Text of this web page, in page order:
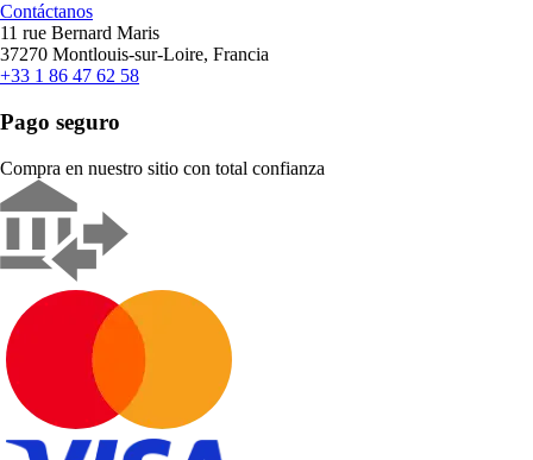
Contáctanos
11 rue Bernard Maris
37270 Montlouis-sur-Loire, Francia
+33 1 86 47 62 58
Pago seguro
Compra en nuestro sitio con total confianza